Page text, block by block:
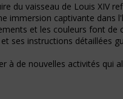
du vaisseau de Louis XIV
immersion captivante dans
et les couleurs font
ses instructions détaillées
à de nouvelles activités qui